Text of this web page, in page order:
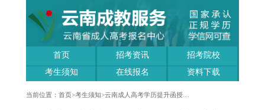
首页 招考资讯
招考院校
考生须知
在线报名 资料下载
当前位置： 首页>考生须知>